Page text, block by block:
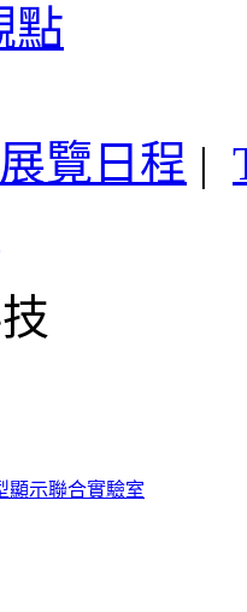
點
展覽日程 |
顯示聯合實驗室